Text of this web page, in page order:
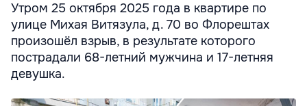
Утром 25 октября 2025 года в квартире по
улице Михая Витязула, д. 70 во Флорештах
произошёл взрыв, в результате которого
пострадали 68-летний мужчина и 17-летняя
девушка.